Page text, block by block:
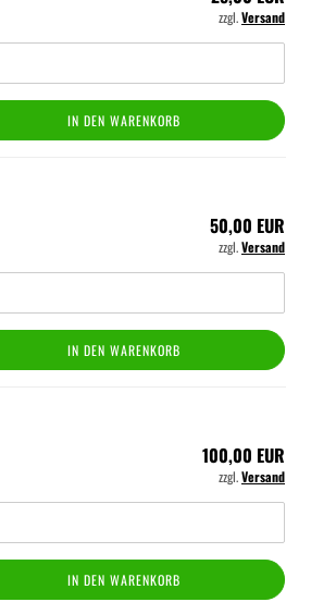
zzgl.Versand
IN DEN WARENKORB
50,00 EUR
zzgl.Versand
IN DEN WARENKORB
100,00 EUR
zzgl.Versand
IN DEN WARENKORB